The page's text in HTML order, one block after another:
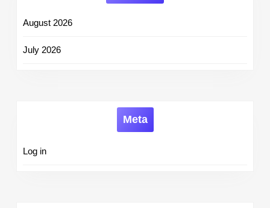
August 2026
July 2026
Meta
Log in